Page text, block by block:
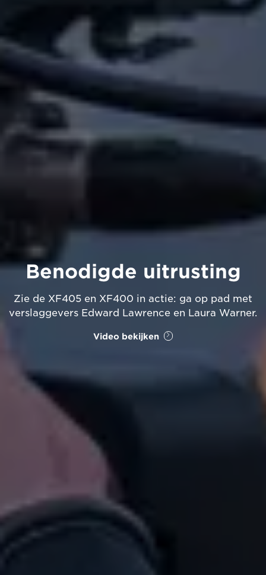
Benodigde uitrusting
Zie de XF405 en XF400 in actie: ga op pad met
verslaggevers Edward Lawrence en Laura Warner.
Video bekijken